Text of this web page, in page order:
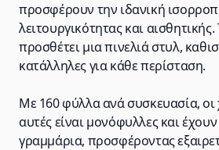
προσφέρουν την ιδανική
λειτουργικότητας και
προσθέτει μια πινελιά στυλ,
κατάλληλες για κάθε περίσταση.
Με 160 φύλλα ανά συσκευασία, οι
αυτές είναι μονόφυλλες και
γραμμάρια, προσφέροντας